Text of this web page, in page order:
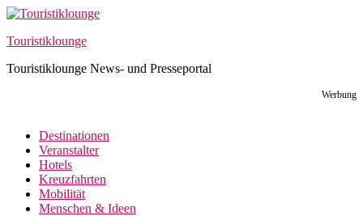
Skip
content
Touristiklounge
Touristiklounge News- und Presseportal
Werbung
Destinationen
Veranstalter
Hotels
Kreuzfahrten
Mobilität
Menschen & Ideen